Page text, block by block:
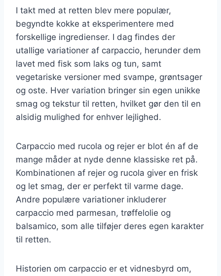
I takt med at retten blev mere populær,
begyndte kokke at eksperimentere med
forskellige ingredienser. I dag findes der
utallige variationer af carpaccio, herunder dem
lavet med fisk som laks og tun, samt
vegetariske versioner med svampe, grøntsager
og oste. Hver variation bringer sin egen unikke
smag og tekstur til retten, hvilket gør den til en
alsidig mulighed for enhver lejlighed.
Carpaccio med rucola og rejer er blot én af de
mange måder at nyde denne klassiske ret på.
Kombinationen af rejer og rucola giver en frisk
og let smag, der er perfekt til varme dage.
Andre populære variationer inkluderer
carpaccio med parmesan, trøffelolie og
balsamico, som alle tilføjer deres egen karakter
til retten.
Historien om carpaccio er et vidnesbyrd om,